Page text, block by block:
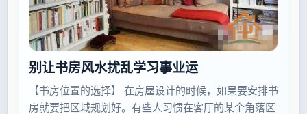
别让书房风水扰乱学习事业运
【书房位置的选择】 在房屋设计的时候，如果要安排书
房就要把区域规划好。有些人习惯在客厅的某个角落区